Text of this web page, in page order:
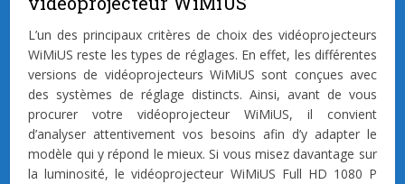
L’un des principaux critères de choix des vidéoprojecteurs
WiMiUS reste les types de réglages. En effet, les différentes
versions de vidéoprojecteurs WiMiUS sont conçues avec
des systèmes de réglage distincts. Ainsi, avant de vous
procurer votre vidéoprojecteur WiMiUS, il convient
d’analyser attentivement vos besoins afin d’y adapter le
modèle qui y répond le mieux. Si vous misez davantage sur
la luminosité, le vidéoprojecteur WiMiUS Full HD 1080 P